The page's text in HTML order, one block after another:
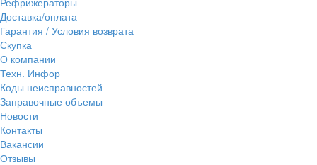
Доставка/оплата
Гарантия / Условия возврата
Скупка
О компании
Техн. Инфор
Коды неисправностей
Заправочные объемы
Новости
Контакты
Вакансии
Отзывы